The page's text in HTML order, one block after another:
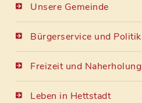
Unsere Gemeinde
Bürgerservice und Politik
Freizeit und Naherholung
Leben in Hettstadt